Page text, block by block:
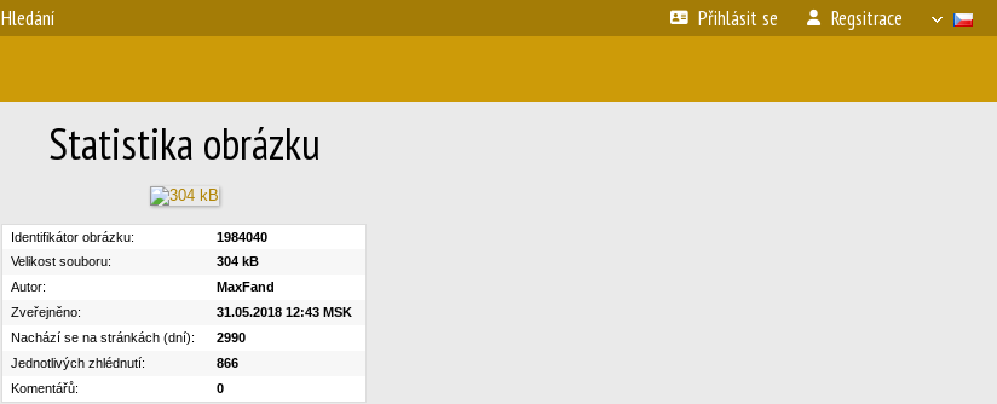
Hledání Přihlásit se Regsitrace
Statistika obrázku
Identifikátor obrázku:
1984040
Velikost souboru:
304 kB
Autor:
MaxFand
Zveřejněno:
31.05.2018 12:43 MSK
Nachází se na stránkách (dní):
2990
Jednotlivých zhlédnutí:
866
Komentářů:
0